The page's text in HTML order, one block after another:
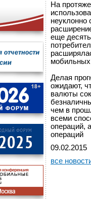
На
неуклонно
еще
Делая
ожидают,
валюты
чем в
всеми
операций,
операций
09.02.2015
все